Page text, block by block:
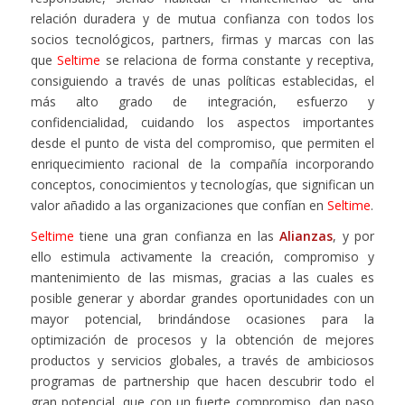
relación duradera y de mutua confianza con todos los
socios tecnológicos, partners, firmas y marcas con las
queSeltime se relaciona de forma constante y receptiva,
consiguiendo a través de unas políticas establecidas, el
más alto grado de integración, esfuerzo y
confidencialidad, cuidando los aspectos importantes
desde el punto de vista del compromiso, que permiten el
enriquecimiento racional de la compañía incorporando
conceptos, conocimientos y tecnologías, que significan un
valor añadido a las organizaciones que confían en Seltime.
Seltime tiene una gran confianza en lasAlianzas, y por
ello estimula activamente la creación, compromiso y
mantenimiento de las mismas, gracias a las cuales es
posible generar y abordar grandes oportunidades con un
mayor potencial, brindándose ocasiones para la
optimización de procesos y la obtención de mejores
productos y servicios globales, a través de ambiciosos
programas de partnership que hacen descubrir todo el